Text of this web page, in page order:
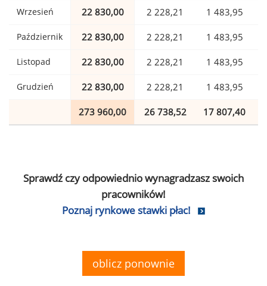
Wrzesień 22 830,00 2 228,21 1 483,95
Październik 22 830,00 2 228,21 1 483,95
Listopad 22 830,00 2 228,21 1 483,95
Grudzień 22 830,00 2 228,21 1 483,95
273 960,00 26 738,52 17 807,40
Sprawdź czy odpowiednio wynagradzasz swoich
pracowników!
Poznaj rynkowe stawki płac!
oblicz ponownie